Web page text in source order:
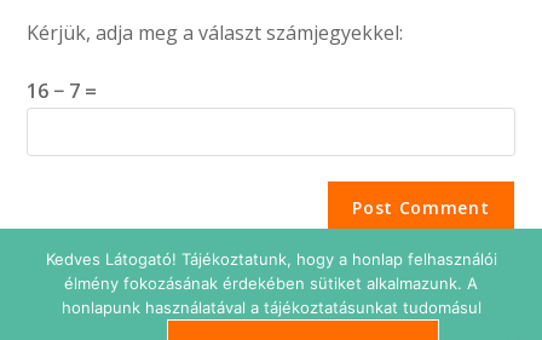
Kérjük, adja meg a választ számjegyekkel:
16 − 7 =
Kedves Látogató! Tájékoztatunk, hogy a honlap felhasználói
élmény fokozásának érdekében sütiket alkalmazunk. A
honlapunk használatával a tájékoztatásunkat tudomásul